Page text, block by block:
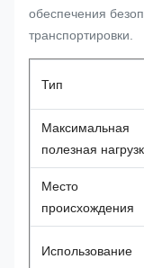
обеспечения
транспортировки.
Тип
Максимальная
полезная
Место
происхождения
Использование